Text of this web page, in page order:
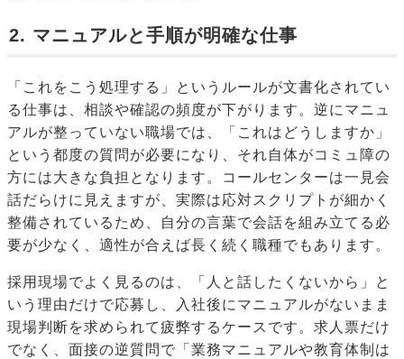
2. マニュアルと手順が明確な仕事
「これをこう処理する」というルールが文書化されてい
る仕事は、相談や確認の頻度が下がります。逆にマニュ
アルが整っていない職場では、「これはどうしますか」
という都度の質問が必要になり、それ自体がコミュ障の
方には大きな負担となります。コールセンターは一見会
話だらけに見えますが、実際は応対スクリプトが細かく
整備されているため、自分の言葉で会話を組み立てる必
要が少なく、適性が合えば長く続く職種でもあります。
採用現場でよく見るのは、「人と話したくないから」と
いう理由だけで応募し、入社後にマニュアルがないまま
現場判断を求められて疲弊するケースです。求人票だけ
でなく、面接の逆質問で「業務マニュアルや教育体制は